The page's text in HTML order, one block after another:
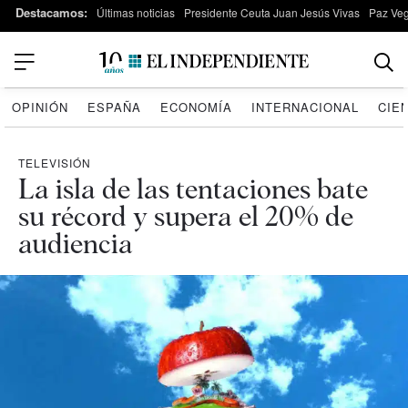
Destacamos: Últimas noticias Presidente Ceuta Juan Jesús Vivas Paz
OPINIÓN ESPAÑA ECONOMÍA INTERNACIONAL
TELEVISIÓN
La isla de las tentaciones bate
su récord y supera el 20% de
audiencia